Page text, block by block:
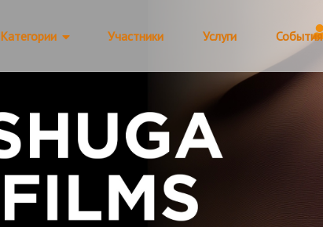
Категории Участники Услуги События